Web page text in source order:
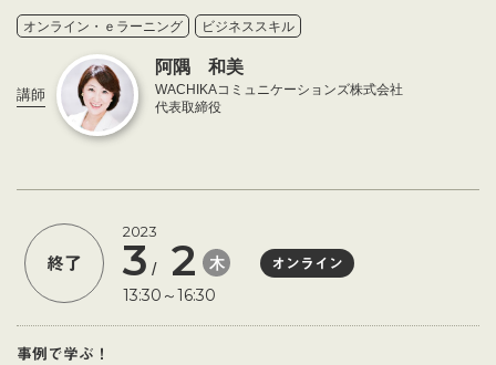
オンライン・ｅラーニング ビジネススキル
講師
阿隅 和美
WACHIKAコミュニケーションズ株式会社
代表取締役
終了
2023
3 / 2 木
13:30～16:30
オンライン
事例で学ぶ！